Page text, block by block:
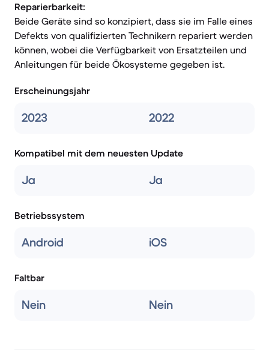
Reparierbarkeit:
Beide Geräte sind so konzipiert, dass sie im Falle eines
Defekts von qualifizierten Technikern repariert werden
können, wobei die Verfügbarkeit von Ersatzteilen und
Anleitungen für beide Ökosysteme gegeben ist.
Erscheinungsjahr
2023 2022
Kompatibel mit dem neuesten Update
Ja Ja
Betriebssystem
Android iOS
Faltbar
Nein Nein